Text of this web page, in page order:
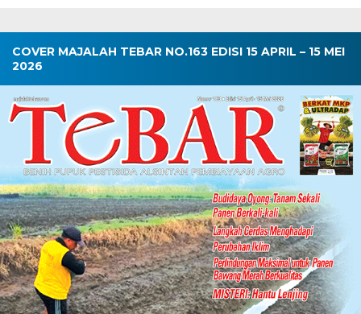
COVER MAJALAH TEBAR NO.163 EDISI 15 APRIL – 15 MEI
2026